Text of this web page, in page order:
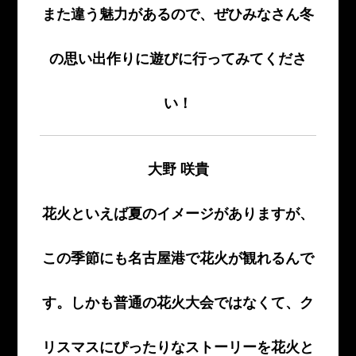
また違う魅力があるので、ぜひみなさん冬
の思い出作りに遊びに行ってみてくださ
い！
大野 咲貴
花火といえば夏のイメージがありますが、
この季節にも名古屋港で花火が観れるんで
す。しかも普通の花火大会ではなくて、ク
リスマスにぴったりなストーリーを花火と